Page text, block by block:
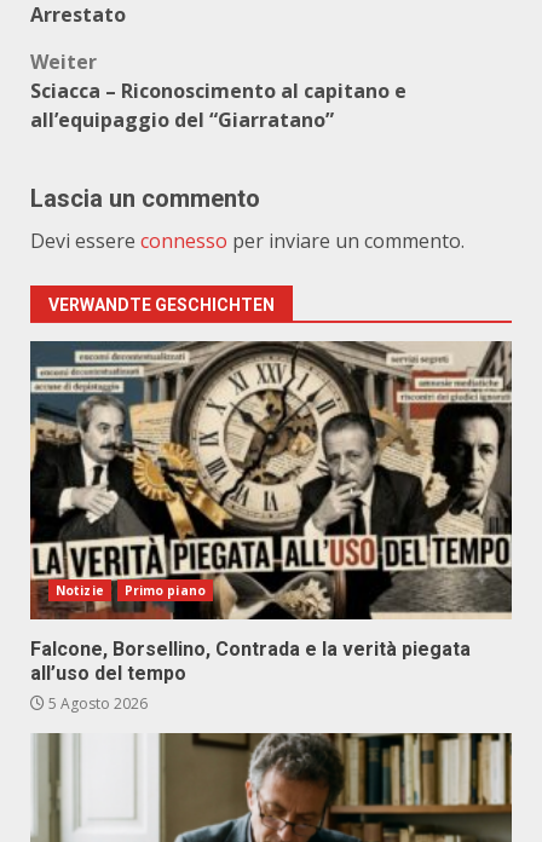
Arrestato
Weiter
Sciacca – Riconoscimento al capitano e
all’equipaggio del “Giarratano”
Lascia un commento
Devi essere connesso per inviare un commento.
VERWANDTE GESCHICHTEN
Notizie Primo piano
Falcone, Borsellino, Contrada e la verità piegata
all’uso del tempo
5 Agosto 2026